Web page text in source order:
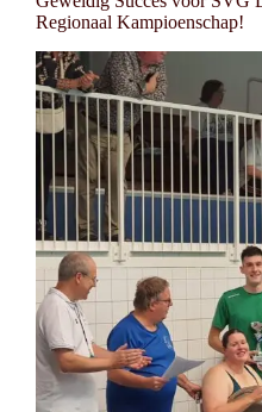
Regionaal Kampioenschap!